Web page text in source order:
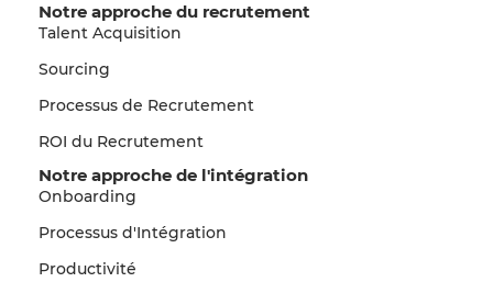
Notre approche du recrutement
Talent Acquisition
Sourcing
Processus de Recrutement
ROI du Recrutement
Notre approche de l'intégration
Onboarding
Processus d'Intégration
Productivité